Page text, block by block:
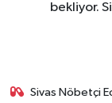
bekliyor.
Sivas Nöbetçi